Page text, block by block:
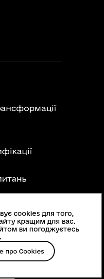
України
сайті,
cookies для того,
кращим для вас.
ви погоджуєтесь
про Cookies